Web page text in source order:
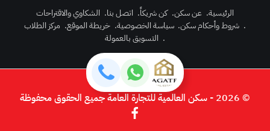
الرئيسية. عن سكن. كن شريكاً. اتصل بنا. الشكاوي والاقتراحات
. شروط وأحكام سكن. سياسة الخصوصية. خريطة الموقع. مركز الطلاب
. التسويق بالعمولة
© 2026 - سكن العالمية للتجارة العامة جميع الحقوق محفوظة